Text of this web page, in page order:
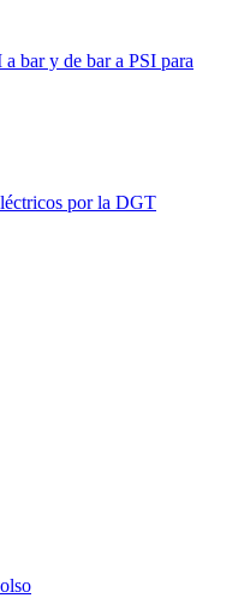
bar y de bar a PSI para
por la DGT